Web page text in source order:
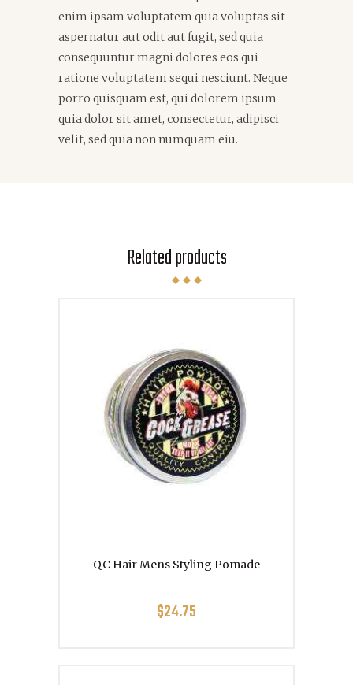
enim ipsam voluptatem quia voluptas sit
aspernatur aut odit aut fugit, sed quia
consequuntur magni dolores eos qui
ratione voluptatem sequi nesciunt. Neque
porro quisquam est, qui dolorem ipsum
quia dolor sit amet, consectetur, adipisci
velit, sed quia non numquam eiu.
Related products
QC Hair Mens Styling Pomade
$24.75